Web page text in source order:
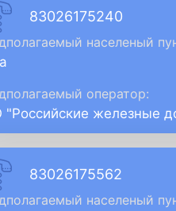
83026175240
населеный
оператор:
"Российские железные
83026175562
населеный